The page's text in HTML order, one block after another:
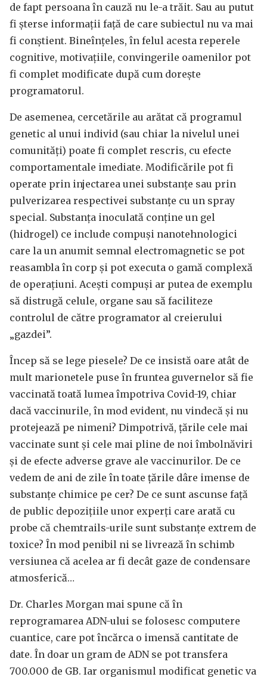
de fapt persoana în cauză nu le-a trăit. Sau au putut
fi șterse informații față de care subiectul nu va mai
fi conștient. Bineînțeles, în felul acesta reperele
cognitive, motivațiile, convingerile oamenilor pot
fi complet modificate după cum dorește
programatorul.
De asemenea, cercetările au arătat că programul
genetic al unui individ (sau chiar la nivelul unei
comunități) poate fi complet rescris, cu efecte
comportamentale imediate. Modificările pot fi
operate prin injectarea unei substanțe sau prin
pulverizarea respectivei substanțe cu un spray
special. Substanța inoculată conține un gel
(hidrogel) ce include compuși nanotehnologici
care la un anumit semnal electromagnetic se pot
reasambla în corp și pot executa o gamă complexă
de operațiuni. Acești compuși ar putea de exemplu
să distrugă celule, organe sau să faciliteze
controlul de către programator al creierului
„gazdei”.
Încep să se lege piesele? De ce insistă oare atât de
mult marionetele puse în fruntea guvernelor să fie
vaccinată toată lumea împotriva Covid-19, chiar
dacă vaccinurile, în mod evident, nu vindecă și nu
protejează pe nimeni? Dimpotrivă, țările cele mai
vaccinate sunt și cele mai pline de noi îmbolnăviri
și de efecte adverse grave ale vaccinurilor. De ce
vedem de ani de zile în toate țările dâre imense de
substanțe chimice pe cer? De ce sunt ascunse față
de public depozițiile unor experți care arată cu
probe că chemtrails-urile sunt substanțe extrem de
toxice? În mod penibil ni se livrează în schimb
versiunea că acelea ar fi decât gaze de condensare
atmosferică…
Dr. Charles Morgan mai spune că în
reprogramarea ADN-ului se folosesc computere
cuantice, care pot încărca o imensă cantitate de
date. În doar un gram de ADN se pot transfera
700.000 de GB. Iar organismul modificat genetic va